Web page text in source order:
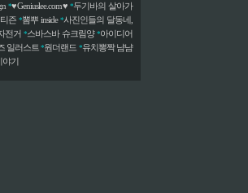
*♥Geniuslee.com♥ *두기바의 살아가
즌 *뽐뿌 inside *사진인들의 달동네,
전거 *스바스바 슈크림양 *아이디어
일러스트 *원더랜드 *유치뽕짝 냠냠
야기